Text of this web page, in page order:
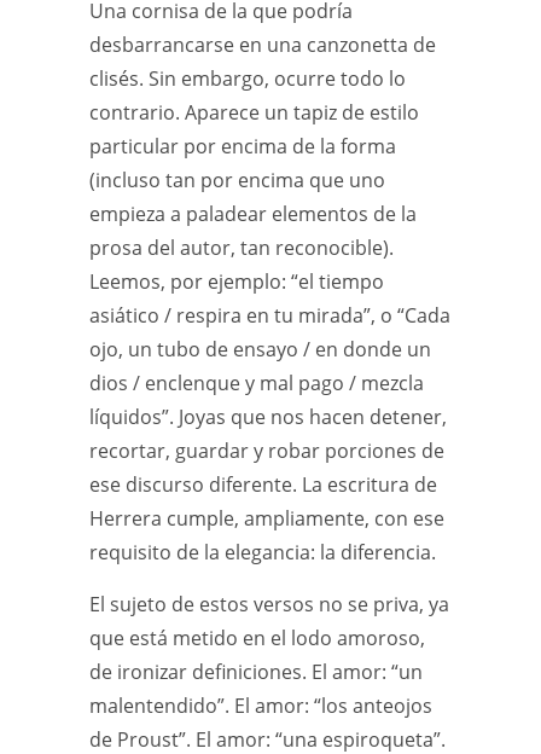
Una cornisa de la que podría
desbarrancarse en una canzonetta de
clisés. Sin embargo, ocurre todo lo
contrario. Aparece un tapiz de estilo
particular por encima de la forma
(incluso tan por encima que uno
empieza a paladear elementos de la
prosa del autor, tan reconocible).
Leemos, por ejemplo: “el tiempo
asiático / respira en tu mirada”, o “Cada
ojo, un tubo de ensayo / en donde un
dios / enclenque y mal pago / mezcla
líquidos”. Joyas que nos hacen detener,
recortar, guardar y robar porciones de
ese discurso diferente. La escritura de
Herrera cumple, ampliamente, con ese
requisito de la elegancia: la diferencia.
El sujeto de estos versos no se priva, ya
que está metido en el lodo amoroso,
de ironizar definiciones. El amor: “un
malentendido”. El amor: “los anteojos
de Proust”. El amor: “una espiroqueta”.